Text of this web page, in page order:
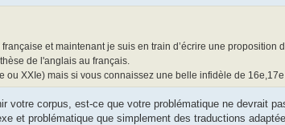
et maintenant je suis en train d’écrire une proposition
de l'anglais au français.
ou XXIe) mais si vous connaissez une belle infidèle de
votre corpus, est-ce que votre problématique ne devrait
et problématique que simplement des traductions